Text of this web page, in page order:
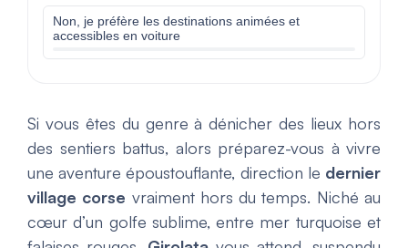
Non, je préfère les destinations animées et
accessibles en voiture
Si vous êtes du genre à dénicher des lieux hors
des sentiers battus, alors préparez-vous à vivre
une aventure époustouflante, direction le dernier
village corse vraiment hors du temps. Niché au
cœur d’un golfe sublime, entre mer turquoise et